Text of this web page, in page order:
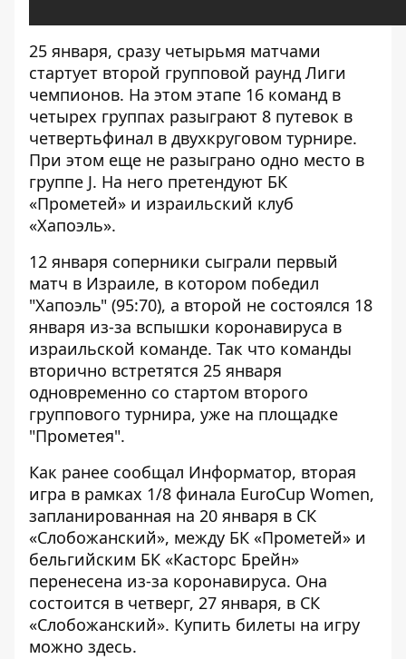
25 января, сразу четырьмя матчами
стартует второй групповой раунд Лиги
чемпионов. На этом этапе 16 команд в
четырех группах разыграют 8 путевок в
четвертьфинал в двухкруговом турнире.
При этом еще не разыграно одно место в
группе J. На него претендуют БК
«Прометей» и израильский клуб
«Хапоэль».
12 января соперники сыграли первый
матч в Израиле, в котором победил
"Хапоэль" (95:70), а второй не состоялся 18
января из-за вспышки коронавируса в
израильской команде. Так что команды
вторично встретятся 25 января
одновременно со стартом второго
группового турнира, уже на площадке
"Прометея".
Как ранее сообщал Информатор, вторая
игра в рамках 1/8 финала EuroCup Women,
запланированная на 20 января в СК
«Слобожанский», между БК «Прометей» и
бельгийским БК «Касторс Брейн»
перенесена из-за коронавируса. Она
состоится в четверг, 27 января, в СК
«Слобожанский». Купить билеты на игру
можно здесь.